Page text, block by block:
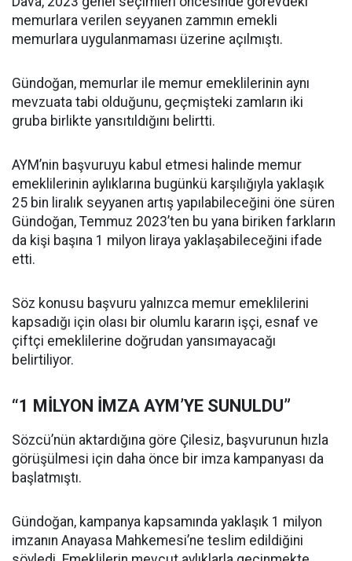
memurlara verilen seyyanen zammın emekli
memurlara uygulanmaması üzerine açılmıştı.
Gündoğan, memurlar ile memur emeklilerinin aynı
mevzuata tabi olduğunu, geçmişteki zamların iki
gruba birlikte yansıtıldığını belirtti.
AYM’nin başvuruyu kabul etmesi halinde memur
emeklilerinin aylıklarına bugünkü karşılığıyla yaklaşık
25 bin liralık seyyanen artış yapılabileceğini öne süren
Gündoğan, Temmuz 2023’ten bu yana biriken farkların
da kişi başına 1 milyon liraya yaklaşabileceğini ifade
etti.
Söz konusu başvuru yalnızca memur emeklilerini
kapsadığı için olası bir olumlu kararın işçi, esnaf ve
çiftçi emeklilerine doğrudan yansımayacağı
belirtiliyor.
“1 MİLYON İMZA AYM’YE SUNULDU”
Sözcü’nün aktardığına göre Çilesiz, başvurunun hızla
görüşülmesi için daha önce bir imza kampanyası da
başlatmıştı.
Gündoğan, kampanya kapsamında yaklaşık 1 milyon
imzanın Anayasa Mahkemesi’ne teslim edildiğini